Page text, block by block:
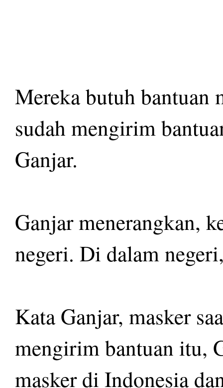
Mereka butuh bantuan
sudah mengirim
Ganjar.
Ganjar menerangkan,
negeri. Di dalam
Kata Ganjar, masker
mengirim bantuan itu,
masker di Indonesia